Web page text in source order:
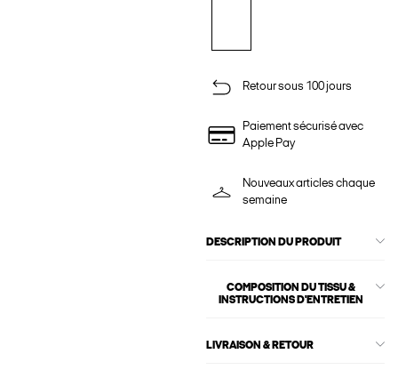
Retour sous 100 jours
Paiement sécurisé avec
Apple Pay
Nouveaux articles chaque
semaine
DESCRIPTION DU PRODUIT
COMPOSITION DU TISSU &
INSTRUCTIONS D'ENTRETIEN
LIVRAISON & RETOUR